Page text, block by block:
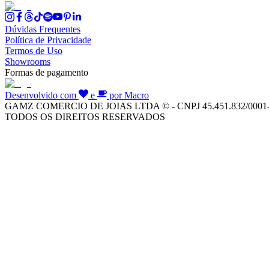
Dúvidas Frequentes
Política de Privacidade
Termos de Uso
Showrooms
Formas de pagamento
Desenvolvido com e
por Macro
GAMZ COMERCIO DE JOIAS LTDA © - CNPJ 45.451.832/
TODOS OS DIREITOS RESERVADOS